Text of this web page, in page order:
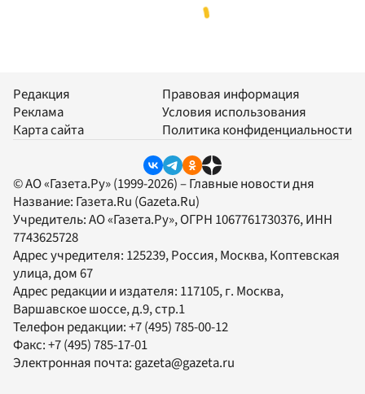
Редакция
Реклама
Карта сайта
Правовая информация
Условия использования
Политика конфиденциальности
© АО «Газета.Ру» (1999-2026) – Главные новости дня
Название: Газета.Ru (Gazeta.Ru)
Учредитель:АО «Газета.Ру», ОГРН 1067761730376, ИНН
7743625728
Адрес учредителя: 125239, Россия, Москва, Коптевская
улица, дом 67
Адрес редакции и издателя: 117105, г. Москва,
Варшавское шоссе, д.9, стр.1
Телефон редакции:+7 (495) 785-00-12
Факс:+7 (495) 785-17-01
Электронная почта:gazeta@gazeta.ru